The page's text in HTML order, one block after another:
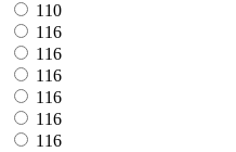
110
116
116
116
116
116
116